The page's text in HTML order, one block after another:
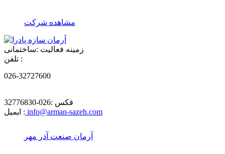
مشاهده شرکت
زمینه فعالیت :ساختمانی
تلفن :
026-32727600
فکس :026-32776830
ایمیل : info@arman-sazeh.com
آرمان صنعت آذر مهر